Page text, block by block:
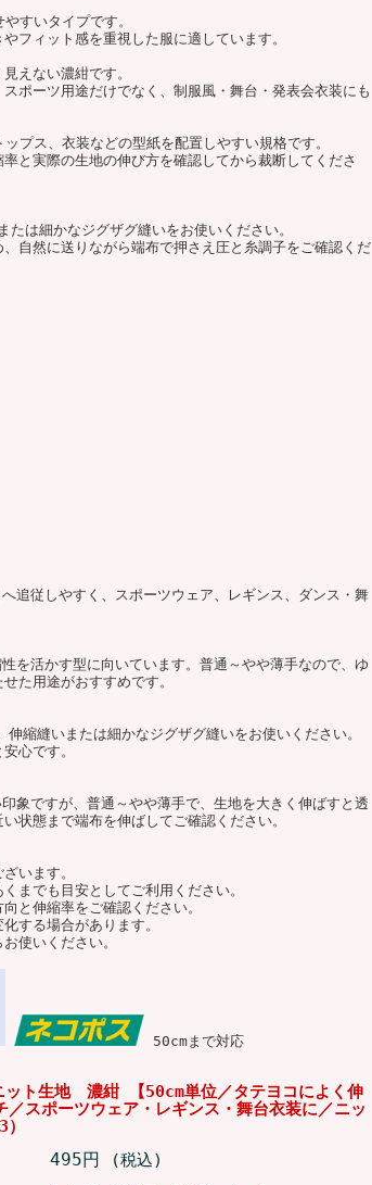
すいタイプです。
フィット感を重視した服に適しています。
えない濃紺です。
ポーツ用途だけでなく、制服風・舞台・発表会衣装にも
プス、衣装などの型紙を配置しやすい規格です。
と実際の生地の伸び方を確認してから裁断してくださ
は細かなジグザグ縫いをお使いください。
自然に送りながら端布で押さえ圧と糸調子をご確認くだ
追従しやすく、スポーツウェア、レギンス、ダンス・舞
を活かす型に向いています。普通～やや薄手なので、ゆ
た用途がおすすめです。
縮縫いまたは細かなジグザグ縫いをお使いください。
心です。
象ですが、普通～やや薄手で、生地を大きく伸ばすと透
状態まで端布を伸ばしてご確認ください。
います。
までも目安としてご利用ください。
と伸縮率をご確認ください。
する場合があります。
使いください。
50cmまで対応
ット生地 濃紺 【50cm単位／タテヨコによく伸
／スポーツウェア・レギンス・舞台衣装に／ニッ
495円
(税込)